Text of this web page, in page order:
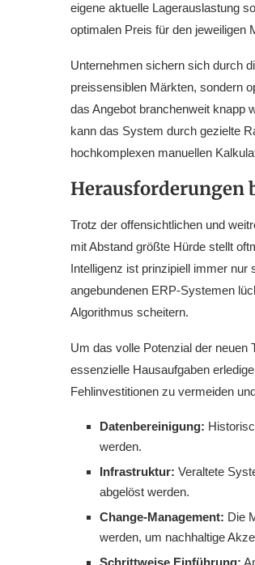
eigene aktuelle Lagerauslastung
optimalen Preis für den jeweiligen
Unternehmen sichern sich durch
preissensiblen Märkten, sondern
das Angebot branchenweit knapp
kann das System durch gezielte
hochkomplexen manuellen
Herausforderungen
Trotz der offensichtlichen und
mit Abstand größte Hürde stellt
Intelligenz ist prinzipiell immer nur
angebundenen ERP-Systemen
Algorithmus scheitern.
Um das volle Potenzial der neuen
essenzielle Hausaufgaben
Fehlinvestitionen zu vermeiden
Datenbereinigung:
werden.
Infrastruktur: Veraltete
abgelöst werden.
Change-Management: Die
werden, um nachhaltige
Schrittweise Einführung: